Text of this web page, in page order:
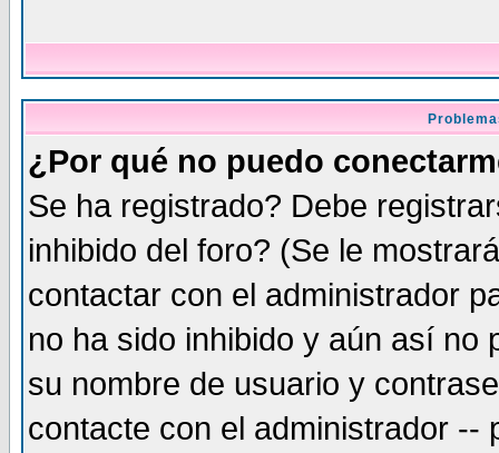
¿Por qué no puedo
Se ha registrado? Debe
inhibido del foro? (Se le
contactar con el administrador
no ha sido inhibido y aún así
su nombre de usuario y
contacte con el administrador --